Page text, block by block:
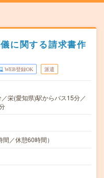
に関する請求書作
WEB登録OK 派遣
栄(愛知県)駅からバス15分／
／休憩60時間）